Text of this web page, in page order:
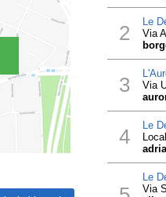
2 Le
Via
3
Via
4 Le
Le
Via